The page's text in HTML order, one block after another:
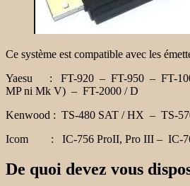
Ce système est compatible avec les
Yaesu : FT-920 – FT-950 – FT-
MP ni Mk V) – FT-2000 / D
Kenwood : TS-480 SAT / HX – TS-
Icom : IC-756 ProII, Pro III – IC-
De quoi devez vous